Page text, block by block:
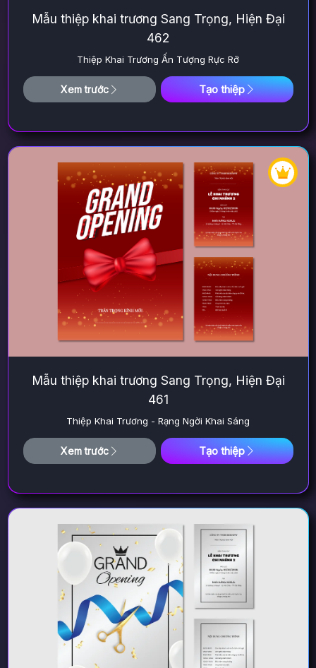
Mẫu thiệp khai trương Sang Trọng, Hiện Đại
462
Thiệp Khai Trương Ấn Tượng Rực Rỡ
Xem trước Tạo thiệp
Mẫu thiệp khai trương Sang Trọng, Hiện Đại
461
Thiệp Khai Trương - Rạng Ngời Khai Sáng
Xem trước Tạo thiệp